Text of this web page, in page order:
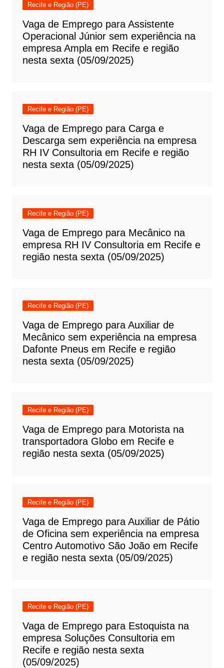
Recife e Região (PE)
Vaga de Emprego para Assistente
Operacional Júnior sem experiência na
empresa Ampla em Recife e região
nesta sexta (05/09/2025)
Recife e Região (PE)
Vaga de Emprego para Carga e
Descarga sem experiência na empresa
RH IV Consultoria em Recife e região
nesta sexta (05/09/2025)
Recife e Região (PE)
Vaga de Emprego para Mecânico na
empresa RH IV Consultoria em Recife e
região nesta sexta (05/09/2025)
Recife e Região (PE)
Vaga de Emprego para Auxiliar de
Mecânico sem experiência na empresa
Dafonte Pneus em Recife e região
nesta sexta (05/09/2025)
Recife e Região (PE)
Vaga de Emprego para Motorista na
transportadora Globo em Recife e
região nesta sexta (05/09/2025)
Recife e Região (PE)
Vaga de Emprego para Auxiliar de Pátio
de Oficina sem experiência na empresa
Centro Automotivo São João em Recife
e região nesta sexta (05/09/2025)
Recife e Região (PE)
Vaga de Emprego para Estoquista na
empresa Soluções Consultoria em
Recife e região nesta sexta
(05/09/2025)